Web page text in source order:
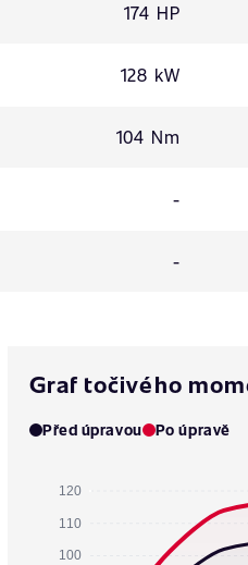
174 HP
128 kW
104 Nm
-
-
Graf točivého
Před úpravou Po úpravě
120
110
100